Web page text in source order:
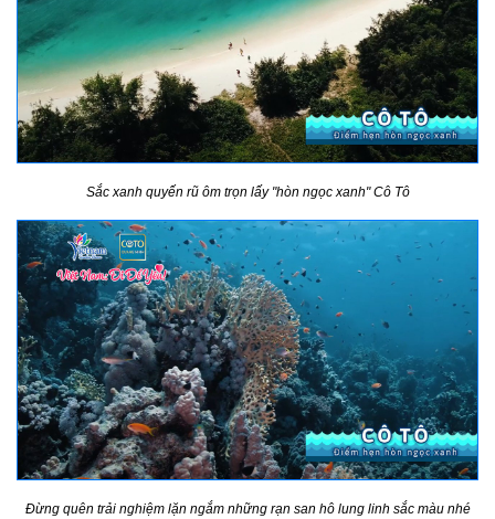
Sắc xanh quyến rũ ôm trọn lấy "hòn ngọc xanh" Cô Tô
Đừng quên trải nghiệm lặn ngắm những rạn san hô lung linh sắc màu nhé